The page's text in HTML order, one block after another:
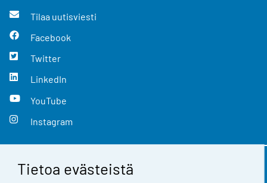
Tietoa evästeistä
Tilaa uutisviesti
Facebook
Twitter
LinkedIn
YouTube
Instagram
Yhteystiedot